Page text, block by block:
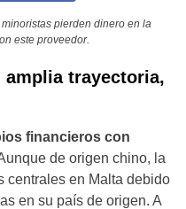
pierden dinero en la
este proveedor.
amplia trayectoria,
financieros con
de origen chino, la
centrales en Malta debido
en su país de origen. A